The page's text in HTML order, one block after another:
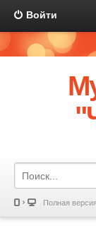
Войти
Полная